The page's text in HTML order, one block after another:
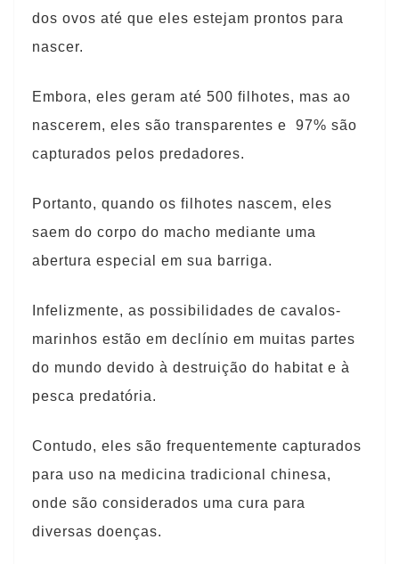
dos ovos até que eles estejam prontos para
nascer.
Embora, eles geram até 500 filhotes, mas ao
nascerem, eles são transparentes e 97% são
capturados pelos predadores.
Portanto, quando os filhotes nascem, eles
saem do corpo do macho mediante uma
abertura especial em sua barriga.
Infelizmente, as possibilidades de cavalos-
marinhos estão em declínio em muitas partes
do mundo devido à destruição do habitat e à
pesca predatória.
Contudo, eles são frequentemente capturados
para uso na medicina tradicional chinesa,
onde são considerados uma cura para
diversas doenças.